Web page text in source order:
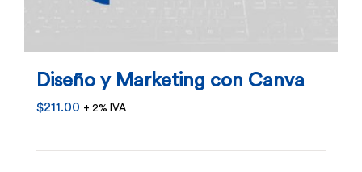
Diseño y Marketing con Canva
$211.00 + 2% IVA